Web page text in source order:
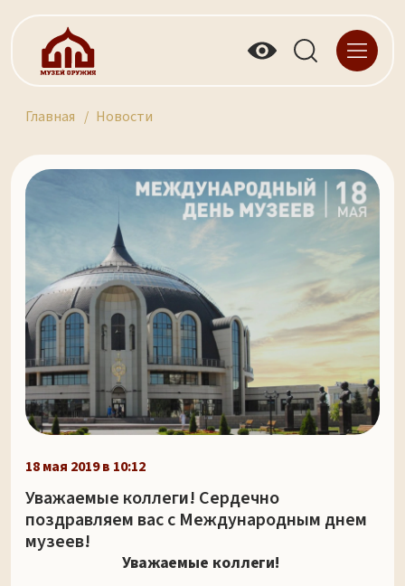
Главная Новости
18 мая 2019 в 10:12
Уважаемые коллеги! Сердечно
поздравляем вас с Международным днем
музеев!
Уважаемые коллеги!